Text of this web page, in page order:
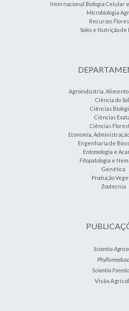
Internacional Biologia Celular
Microbiologia
Recursos
Solos e Nutrição de
Agroindústria,
Ciência do
Ciências
Ciências
Ciências
Economia,
Engenharia de
Entomologia e
Fitopatologia e
Genética
Produção
Zootecnia
Scientia
Scientia
Visão